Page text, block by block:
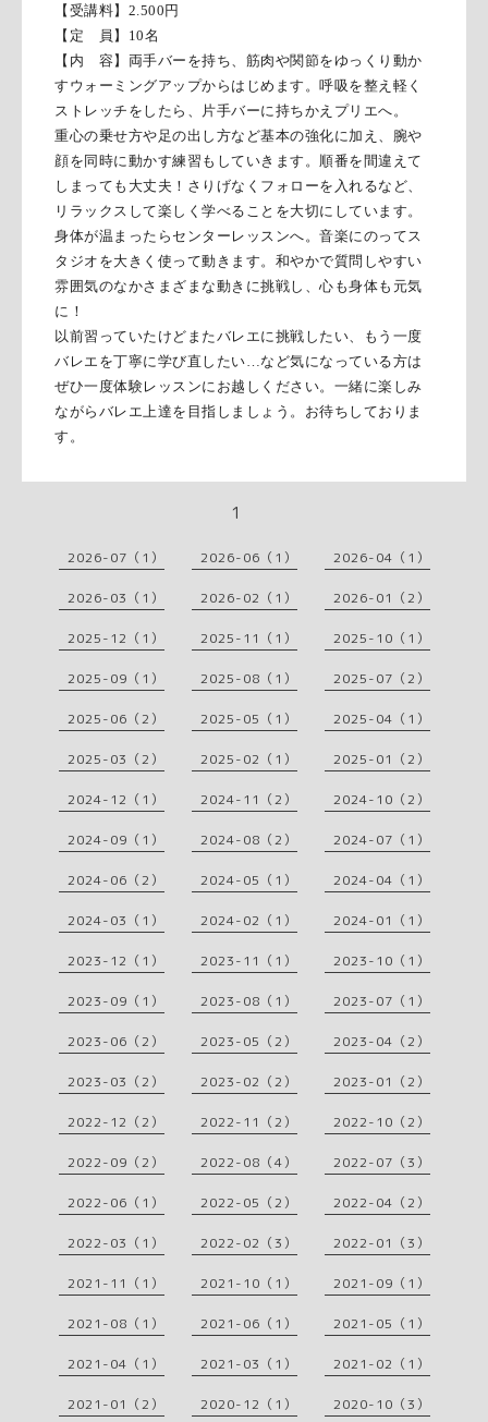
【受講料】 2.500円
【定 員】 10名
【内 容】両手バーを持ち、筋肉や関節をゆっくり動か
すウォーミングアップからはじめます。呼吸を整え軽く
ストレッチをしたら、片手バーに持ちかえプリエへ。
重心の乗せ方や足の出し方など基本の強化に加え、腕や
顔を同時に動かす練習もしていきます。順番を間違えて
しまっても大丈夫！さりげなくフォローを入れるなど、
リラックスして楽しく学べることを大切にしています。
身体が温まったらセンターレッスンへ。音楽にのってス
タジオを大きく使って動きます。和やかで質問しやすい
雰囲気のなかさまざまな動きに挑戦し、心も身体も元気
に！
以前習っていたけどまたバレエに挑戦したい、もう一度
バレエを丁寧に学び直したい…など気になっている方は
ぜひ一度体験レッスンにお越しください。一緒に楽しみ
ながらバレエ上達を目指しましょう。お待ちしておりま
す。
1
2026-07（1） 2026-06（1） 2026-04（1）
2026-03（1） 2026-02（1） 2026-01（2）
2025-12（1） 2025-11（1） 2025-10（1）
2025-09（1） 2025-08（1） 2025-07（2）
2025-06（2） 2025-05（1） 2025-04（1）
2025-03（2） 2025-02（1） 2025-01（2）
2024-12（1） 2024-11（2） 2024-10（2）
2024-09（1） 2024-08（2） 2024-07（1）
2024-06（2） 2024-05（1） 2024-04（1）
2024-03（1） 2024-02（1） 2024-01（1）
2023-12（1） 2023-11（1） 2023-10（1）
2023-09（1） 2023-08（1） 2023-07（1）
2023-06（2） 2023-05（2） 2023-04（2）
2023-03（2） 2023-02（2） 2023-01（2）
2022-12（2） 2022-11（2） 2022-10（2）
2022-09（2） 2022-08（4） 2022-07（3）
2022-06（1） 2022-05（2） 2022-04（2）
2022-03（1） 2022-02（3） 2022-01（3）
2021-11（1） 2021-10（1） 2021-09（1）
2021-08（1） 2021-06（1） 2021-05（1）
2021-04（1） 2021-03（1） 2021-02（1）
2021-01（2） 2020-12（1） 2020-10（3）